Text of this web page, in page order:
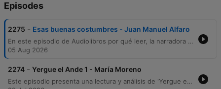
Episodes
2275 - Esas buenas costumbres - Juan Manuel Alfaro
En este episodio de Audiolibros por qué leer, la narradora Ceci Bona presenta el cuento Esas buenas costumbres del autor entrerriano Juan Manuel Alfaro, perteneciente a su obra La dama con el unicornio. A través de una lectura pausada, se explora la vida de un matrimonio regido por las normas sociales y la importancia de mantener las tradiciones y los deberes hacia los antepasados. La narración profundiza en la tensión entre la estructura moral de un hombre dedicado a las buenas costumbres y la sutil rebeldía de su esposa, Estela. El episodio ofrece una reflexión sobre la memoria, el orden social y la intimidad frente a lo público, destacando la labor de la editorial Oshenden en la difusión de autores de la provincia de Entre Ríos.
05 Aug 2026
2274 - Yergue el Ande 1 - María Moreno
Este episodio presenta una lectura y análisis de 'Yergue el Ande' de María Moreno, obra que relata un viaje mochilero por los Andes junto a su pareja. A través de memorias autobiográficas, se exploran las tensiones de pareja, la convivencia en campamentos y encuentros significativos en Chile. La narración profundiza en las vivencias de viaje, desde la hospitalidad en parroquias hasta incidentes cotidianos que sirven como metáforas de la relación. El episodio concluye con una reflexión sobre la fascinación por los intelectuales viajeros y una invitación a la comunidad para apoyar el proyecto.